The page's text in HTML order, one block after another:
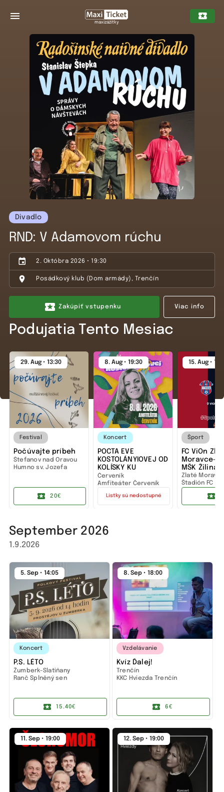
maxizážitky
Divadlo
RND: V Adamovom rúchu
2. Októbra 2026 • 19:30
Posádkový klub (Dom armády), Trenčín
Zakúpiť vstupenku Viac info
Podujatia Tento Mesiac
29. Aug • 13:30
Festival
Počúvajte príbeh
Štefanov nad Oravou
Humno sv. Jozefa
20€
8. Aug • 19:30
Koncert
POCTA EVE
KOSTOLÁNYIOVEJ OD
KOLÍSKY KU
HVIEZDAM... a do
ticha
Červeník
Amfiteáter Červeník
Lístky sú nedostupné
15. Aug •
Šport
FC ViOn
Moravce-
MŠK Žilina
Zlaté
Štadión FC
Moravce
September 2026
1.9.2026
5. Sep • 14:05
Koncert
P.S. LÉTO
Žumberk-Slatiňany
Ranč Splněný sen
15.40€
8. Sep • 18:00
Vzdelávanie
Kvíz Ďalej!
Trenčín
KKC Hviezda Trenčín
6€
11. Sep • 19:00 12. Sep • 19:00